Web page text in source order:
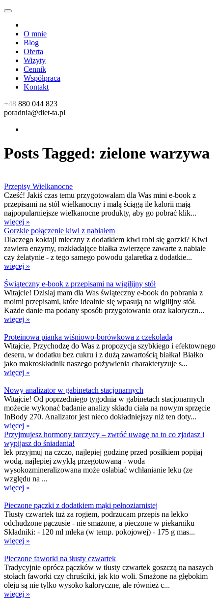
O mnie
Blog
Oferta
Wizyty
Cennik
Współpraca
Kontakt
+48 880 044 823
poradnia@diet-ta.pl
Posts Tagged: zielone warzywa
Przepisy Wielkanocne
Cześć! Jakiś czas temu przygotowałam dla Was mini e-book z
przepisami na stół wielkanocny i małą ściągą ile kalorii mają
najpopularniejsze wielkanocne produkty, aby go pobrać klik...
więcej »
Gorzkie połączenie kiwi z nabiałem
Dlaczego koktajl mleczny z dodatkiem kiwi robi się gorzki? Kiwi
zawiera enzymy, rozkładające białka zwierzęce zawarte z nabiale
czy żelatynie - z tego samego powodu galaretka z dodatkie...
więcej »
Świąteczny e-book z przepisami na wigilijny stół
Witajcie! Dzisiaj mam dla Was świąteczny e-book do pobrania z
moimi przepisami, które idealnie się wpasują na wigilijny stół.
Każde danie ma podany sposób przygotowania oraz kaloryczn...
więcej »
Proteinowa pianka wiśniowo-borówkowa z czekoladą
Witajcie, Przychodzę do Was z propozycja szybkiego i efektownego
deseru, w dodatku bez cukru i z dużą zawartością białka! Białko
jako makroskładnik naszego pożywienia charakteryzuje s...
więcej »
Nowy analizator w gabinetach stacjonarnych
Witajcie! Od poprzedniego tygodnia w gabinetach stacjonarnych
możecie wykonać badanie analizy składu ciała na nowym sprzęcie
InBody 270. Analizator jest nieco dokładniejszy niż ten doty...
więcej »
Przyjmujesz hormony tarczycy – zwróć uwagę na to co zjadasz i
wypijasz do śniadania!
lek przyjmuj na czczo, najlepiej godzinę przed posiłkiem popijaj
wodą, najlepiej zwykłą przegotowaną - woda
wysokozmineralizowana może osłabiać wchłanianie leku (ze
względu na ...
więcej »
Pieczone pączki z dodatkiem mąki pełnoziarnistej
Tłusty czwartek tuż za rogiem, podrzucam przepis na lekko
odchudzone pączusie - nie smażone, a pieczone w piekarniku
Składniki: - 120 ml mleka (w temp. pokojowej) - 175 g mas...
więcej »
Pieczone faworki na tłusty czwartek
Tradycyjnie oprócz pączków w tłusty czwartek goszczą na naszych
stołach faworki czy chruściki, jak kto woli. Smażone na głębokim
oleju są nie tylko wysoko kaloryczne, ale również c...
więcej »